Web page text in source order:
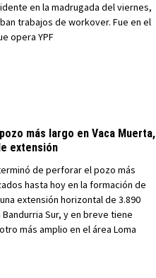
en la madrugada del viernes,
trabajos de workover. Fue en el
opera YPF
más largo en Vaca Muerta,
extensión
de perforar el pozo más
hasta hoy en la formación de
extensión horizontal de 3.890
Sur, y en breve tiene
más amplio en el área Loma